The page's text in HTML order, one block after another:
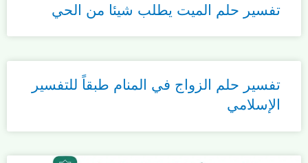
تفسير حلم الميت يطلب شيئا من الحي
تفسير حلم الزواج في المنام طبقاً للتفسير
الإسلامي